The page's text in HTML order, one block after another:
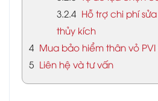
3.2.4 Hỗ trợ chi phí
thủy kích
4 Mua bảo hiểm thân vỏ
5 Liên hệ và tư vấn